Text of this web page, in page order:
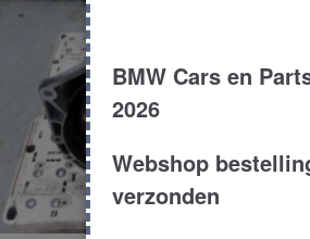
BMW Cars en
2026
Webshop
verzonden